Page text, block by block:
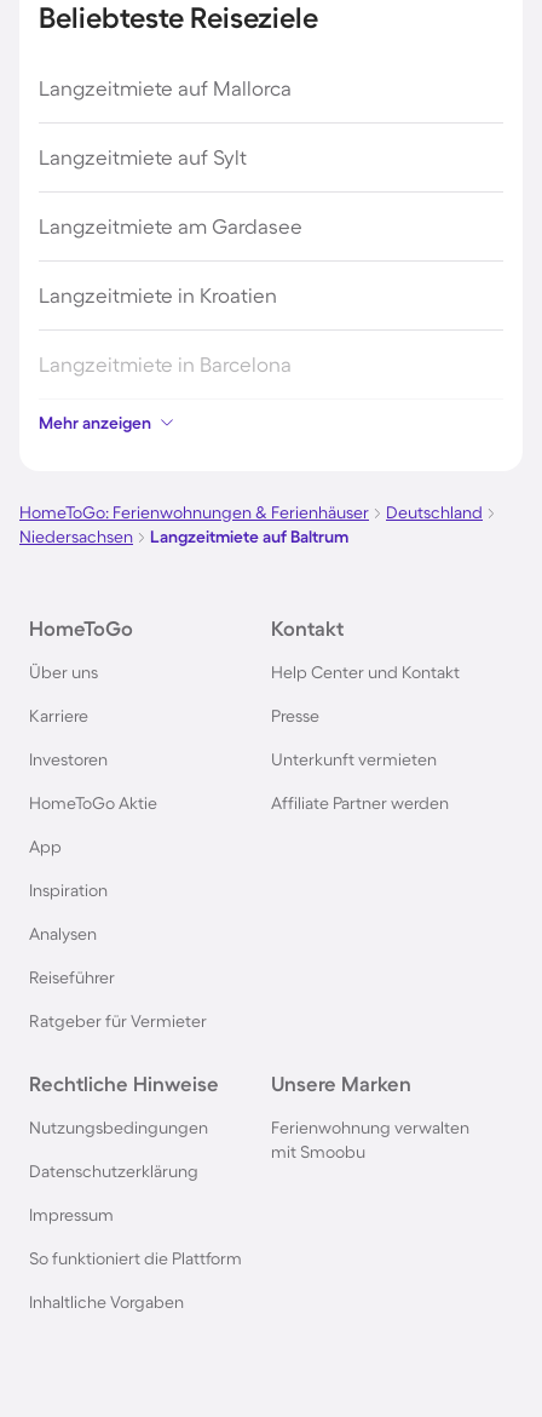
Beliebteste Reiseziele
Langzeitmiete auf Mallorca
Langzeitmiete auf Sylt
Langzeitmiete am Gardasee
Langzeitmiete in Kroatien
Langzeitmiete in Barcelona
Langzeitmiete auf Sardinien
Langzeitmiete in Spanien
Langzeitmiete auf Gran Canaria
Langzeitmiete auf Kreta
Langzeitmiete in Griechenland
Langzeitmiete in Portugal
Langzeitmiete an der Costa Brava
Langzeitmiete auf Menorca
Mehr anzeigen
HomeToGo: Ferienwohnungen & Ferienhäuser
Deutschland
Niedersachsen
Langzeitmiete auf Baltrum
HomeToGo
Über uns
Karriere
Investoren
HomeToGo Aktie
App
Inspiration
Analysen
Reiseführer
Ratgeber für Vermieter
Kontakt
Help Center und Kontakt
Presse
Unterkunft vermieten
Affiliate Partner werden
Rechtliche Hinweise
Nutzungsbedingungen
Datenschutzerklärung
Impressum
So funktioniert die Plattform
Inhaltliche Vorgaben
Unsere Marken
Ferienwohnung verwalten
mit Smoobu